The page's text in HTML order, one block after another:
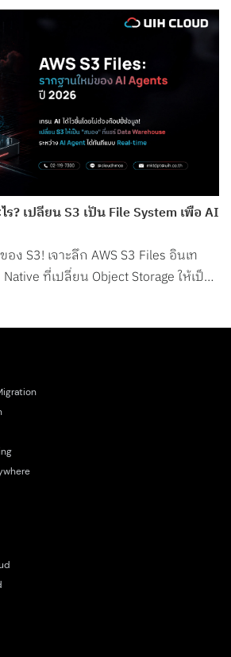
ร? เปลี่ยน S3 เป็น File System เพื่อ AI
ง S3! เจาะลึก AWS S3 Files อินเท
ที่เปลี่ยน Object Storage ให้เป็น